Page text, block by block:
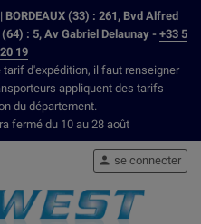
(33) : 261, Bvd Alfred
: 5, Av Gabriel Delaunay - +33 5
19
d'expédition, il faut renseigner
appliquent des tarifs
du département.
fermé du 10 au 28 août
 se connecter